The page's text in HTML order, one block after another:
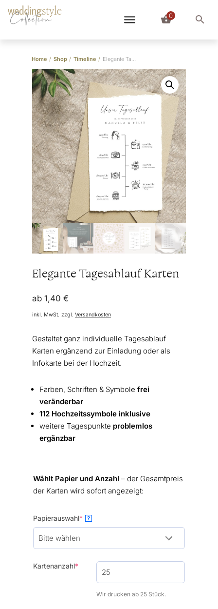
Collection 0
Home / Shop / Timeline / Elegante Tagesablauf Karten
Elegante Tagesablauf Karten
ab 1,40 €
inkl. MwSt. zzgl. Versandkosten
Gestaltet ganz individuelle Tagesablauf
Karten ergänzend zur Einladung oder als
Infokarte bei der Hochzeit.
Farben, Schriften & Symbole frei
veränderbar
112 Hochzeitssymbole inklusive
weitere Tagespunkte problemlos
ergänzbar
Wählt Papier und Anzahl – der Gesamtpreis
der Karten wird sofort angezeigt:
Papierauswahl*(required)
?
Kartenanzahl*(required)
Wir drucken ab 25 Stück.